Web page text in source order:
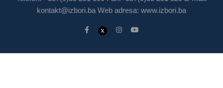
kontakt@izbori.ba Web adresa: www.izbori.ba